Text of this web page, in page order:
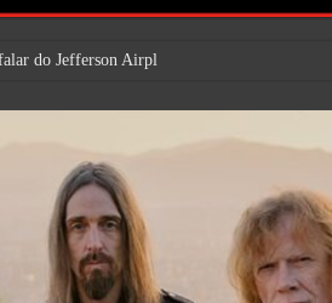
do Jefferson Airplane. Mas é bem prováve